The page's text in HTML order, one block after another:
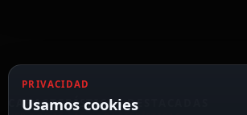
CARACTERÍSTICAS DESTACADAS
PRIVACIDAD
Usamos cookies